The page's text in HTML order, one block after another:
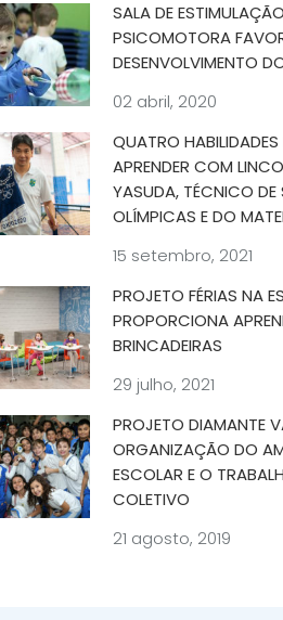
SALA DE ESTIMULAÇÃO
PSICOMOTORA
DESENVOLVIMENTO
02 abril, 2020
QUATRO
APRENDER COM
YASUDA, TÉCNICO DE
OLÍMPICAS E DO
15 setembro, 2021
PROJETO FÉRIAS NA
PROPORCIONA
BRINCADEIRAS
29 julho, 2021
PROJETO DIAMANTE
ORGANIZAÇÃO DO
ESCOLAR E O
COLETIVO
21 agosto, 2019